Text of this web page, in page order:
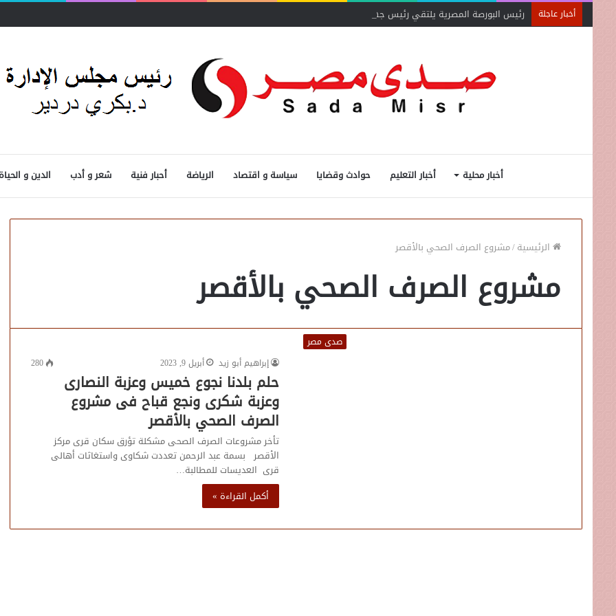
أخبار عاجلة رئيس البورصة المصرية يلتقي رئيس جهاز التمثيل التجاري
أخبار محلية أخبار التعليم حوادث وقضايا سياسة و اقتصاد الرياضة أحبار فنية شعر و أدب الدين و الحياة
الرئيسية/مشروع الصرف الصحي بالأقصر
مشروع الصرف الصحي بالأقصر
صدى مصر
إبراهيم أبو زيد
أبريل 9, 2023 280
حلم بلدنا نجوع خميس وعزبة النصارى
وعزبة شكرى ونجع قباح فى مشروع
الصرف الصحي بالأقصر
تأخر مشروعات الصرف الصحى مشكلة تؤرق سكان قرى مركز
الأقصر بسمة عبد الرحمن تعددت شكاوى واستغاثات أهالى
قرى العديسات للمطالبة…
أكمل القراءة »